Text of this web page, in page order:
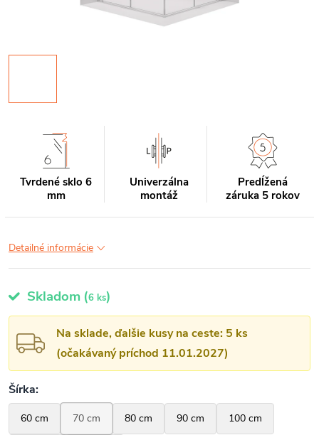
Tvrdené sklo 6
mm
Univerzálna
montáž
Predĺžená
záruka 5 rokov
Detailné informácie
Skladom (6 ks)
Na sklade, ďalšie kusy na ceste: 5 ks
(očakávaný príchod 11.01.2027)